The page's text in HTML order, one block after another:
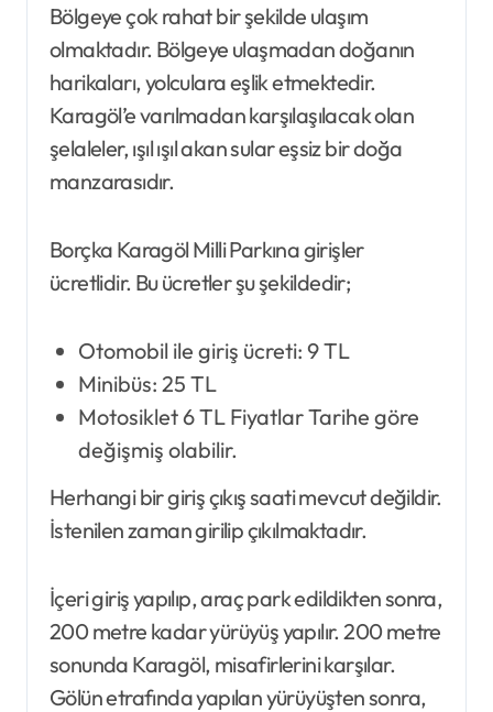
Bölgeye çok rahat bir şekilde ulaşım
olmaktadır. Bölgeye ulaşmadan doğanın
harikaları, yolculara eşlik etmektedir.
Karagöl’e varılmadan karşılaşılacak olan
şelaleler, ışıl ışıl akan sular eşsiz bir doğa
manzarasıdır.
Borçka Karagöl Milli Parkına girişler
ücretlidir. Bu ücretler şu şekildedir;
Otomobil ile giriş ücreti: 9 TL
Minibüs: 25 TL
Motosiklet 6 TL Fiyatlar Tarihe göre
değişmiş olabilir.
Herhangi bir giriş çıkış saati mevcut değildir.
İstenilen zaman girilip çıkılmaktadır.
İçeri giriş yapılıp, araç park edildikten sonra,
200 metre kadar yürüyüş yapılır. 200 metre
sonunda Karagöl, misafirlerini karşılar.
Gölün etrafında yapılan yürüyüşten sonra,